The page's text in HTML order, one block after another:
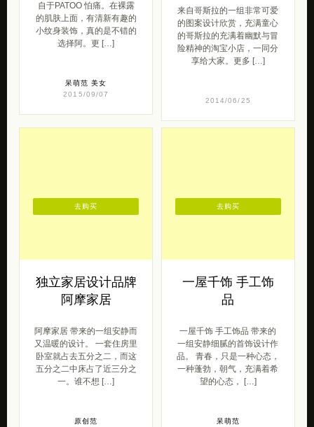
自于PATOO 怕痛。在裸露
的肌肤上面，有清新有趣的
小纹身装饰，真的是不错的
选择阿。更 […]
呆萌范 美女
2015/09/07
来自哥斯拉的一组非常可爱
的图案设计欣赏，充满童心
的哥斯拉的充满着幽默与冒
险精神的淘宝小店，一同分
享给大家。更多 […]
2014/06/25
独立家居设计品牌
阿摩家居
阿摩家居 带来的一组安静而
又温暖的设计。 一套住房里
卧室就占去五分之二，而这
五分之二中床占了近三分之
一。谁不想 […]
原创范
去购买
一屋千饰 手工饰
品
一屋千饰 手工饰品 带来的
一组安静细腻的首饰设计作
品。 青春，只是一种心态，
一种蓬勃，朝气，充满着希
望的心态， […]
呆萌范
去购买